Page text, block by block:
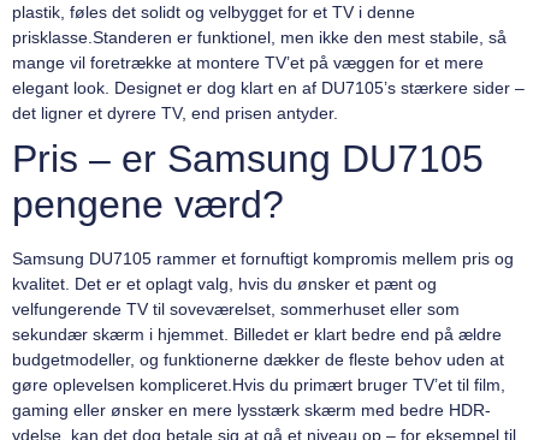
plastik, føles det solidt og velbygget for et TV i denne
prisklasse.Standeren er funktionel, men ikke den mest stabile, så
mange vil foretrække at montere TV’et på væggen for et mere
elegant look. Designet er dog klart en af DU7105’s stærkere sider –
det ligner et dyrere TV, end prisen antyder.
Pris – er Samsung DU7105
pengene værd?
Samsung DU7105 rammer et fornuftigt kompromis mellem pris og
kvalitet. Det er et oplagt valg, hvis du ønsker et pænt og
velfungerende TV til soveværelset, sommerhuset eller som
sekundær skærm i hjemmet. Billedet er klart bedre end på ældre
budgetmodeller, og funktionerne dækker de fleste behov uden at
gøre oplevelsen kompliceret.Hvis du primært bruger TV’et til film,
gaming eller ønsker en mere lysstærk skærm med bedre HDR-
ydelse, kan det dog betale sig at gå et niveau op – for eksempel til